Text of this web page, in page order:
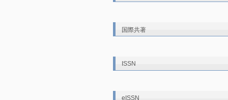
国際共著
ISSN
eISSN